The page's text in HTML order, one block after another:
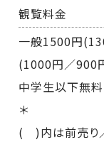
観覧料金
一般1500円
(1000円／900
中学生以下無料
＊
( )内は前売り